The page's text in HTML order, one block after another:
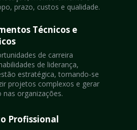
Técnicos e
Profissional
prazo, custos e qualidade.
de carreira
de liderança,
estratégica, tornando-se
projetos complexos e gerar
organizações.